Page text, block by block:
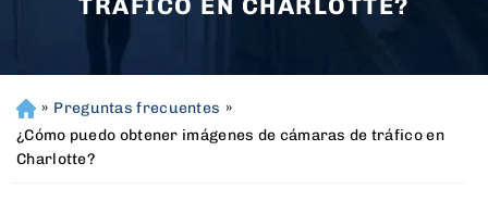
TRÁFICO EN CHARLOTTE?
H
o
m
» Preguntas frecuentes »
¿Cómo puedo obtener imágenes de cámaras de tráfico en
Charlotte?